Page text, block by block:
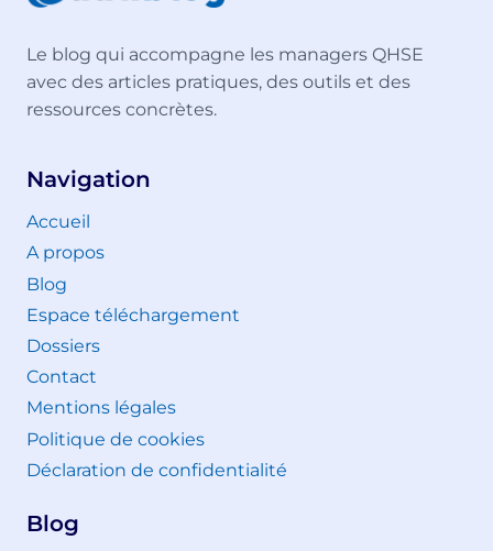
Le blog qui accompagne les managers QHSE
avec des articles pratiques, des outils et des
ressources concrètes.
Navigation
Accueil
A propos
Blog
Espace téléchargement
Dossiers
Contact
Mentions légales
Politique de cookies
Déclaration de confidentialité
Blog